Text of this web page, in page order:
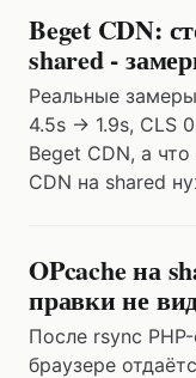
Beget CDN:
shared -
Реальные
4.5s → 1.9s, CLS
Beget CDN, а
CDN на shared
OPcache на
правки не
После rsync
браузере